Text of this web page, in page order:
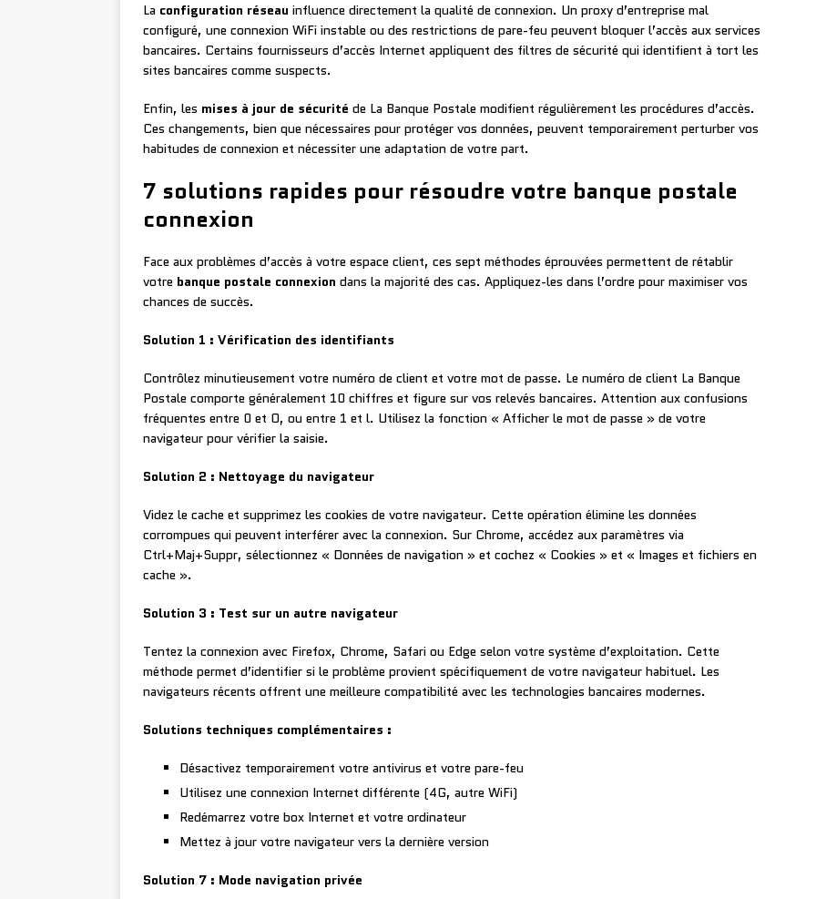
La configuration réseau influence directement la qualité de connexion. Un proxy d’entreprise mal
configuré, une connexion WiFi instable ou des restrictions de pare-feu peuvent bloquer l’accès aux services
bancaires. Certains fournisseurs d’accès Internet appliquent des filtres de sécurité qui identifient à tort les
sites bancaires comme suspects.
Enfin, les mises à jour de sécurité de La Banque Postale modifient régulièrement les procédures d’accès.
Ces changements, bien que nécessaires pour protéger vos données, peuvent temporairement perturber vos
habitudes de connexion et nécessiter une adaptation de votre part.
7 solutions rapides pour résoudre votre banque postale
connexion
Face aux problèmes d’accès à votre espace client, ces sept méthodes éprouvées permettent de rétablir
votre banque postale connexion dans la majorité des cas. Appliquez-les dans l’ordre pour maximiser vos
chances de succès.
Solution 1 : Vérification des identifiants
Contrôlez minutieusement votre numéro de client et votre mot de passe. Le numéro de client La Banque
Postale comporte généralement 10 chiffres et figure sur vos relevés bancaires. Attention aux confusions
fréquentes entre 0 et O, ou entre 1 et l. Utilisez la fonction « Afficher le mot de passe » de votre
navigateur pour vérifier la saisie.
Solution 2 : Nettoyage du navigateur
Videz le cache et supprimez les cookies de votre navigateur. Cette opération élimine les données
corrompues qui peuvent interférer avec la connexion. Sur Chrome, accédez aux paramètres via
Ctrl+Maj+Suppr, sélectionnez « Données de navigation » et cochez « Cookies » et « Images et fichiers en
cache ».
Solution 3 : Test sur un autre navigateur
Tentez la connexion avec Firefox, Chrome, Safari ou Edge selon votre système d’exploitation. Cette
méthode permet d’identifier si le problème provient spécifiquement de votre navigateur habituel. Les
navigateurs récents offrent une meilleure compatibilité avec les technologies bancaires modernes.
Solutions techniques complémentaires :
Désactivez temporairement votre antivirus et votre pare-feu
Utilisez une connexion Internet différente (4G, autre WiFi)
Redémarrez votre box Internet et votre ordinateur
Mettez à jour votre navigateur vers la dernière version
Solution 7 : Mode navigation privée